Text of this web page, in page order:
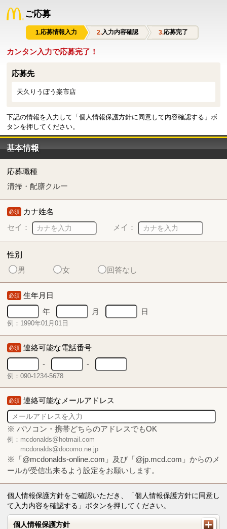
ご応募
応募情報入力 入力内容確認 応募完了
カンタン入力で応募完了！
応募先
天久りうぼう楽市店
下記の情報を入力して「個人情報保護方針に同意して内容確認する」ボ
タンを押してください。
基本情報
応募職種
清掃・配膳クルー
必須 カナ姓名
セイ：
メイ：
性別
男
女 回答なし
必須 生年月日
年
月 日
例：1990年01月01日
必須 連絡可能な電話番号
-
-
例：090-1234-5678
必須 連絡可能なメールアドレス
※ パソコン・携帯どちらのアドレスでもOK
例：mcdonalds@hotmail.com
mcdonalds@docomo.ne.jp
※「@mcdonalds-online.com」及び「@jp.mcd.com」からのメ
ールが受信出来るよう設定をお願いします。
個人情報保護方針をご確認いただき、「個人情報保護方針に同意し
て入力内容を確認する」ボタンを押してください。
個人情報保護方針